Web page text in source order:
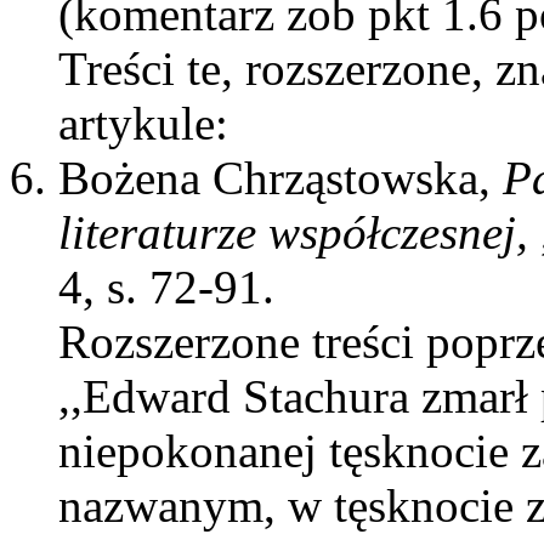
(komentarz zob pkt 1.6
Treści te, rozszerzone,
artykule:
Bożena Chrząstowska,
literaturze współczesnej,
4, s. 72-91.
Rozszerzone treści
,,Edward Stachura
niepokonanej tęsknocie
nazwanym, w tęsknocie